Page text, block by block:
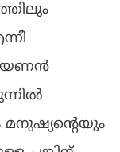
മനുഷ്യന്റെയും